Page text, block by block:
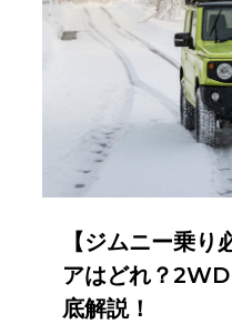
【ジムニー乗
アはどれ？
底解説！